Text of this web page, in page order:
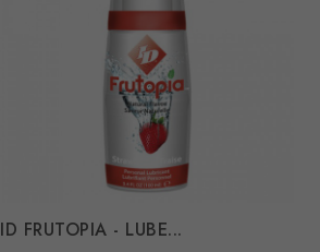
ID FRUTOPIA - LUBE...